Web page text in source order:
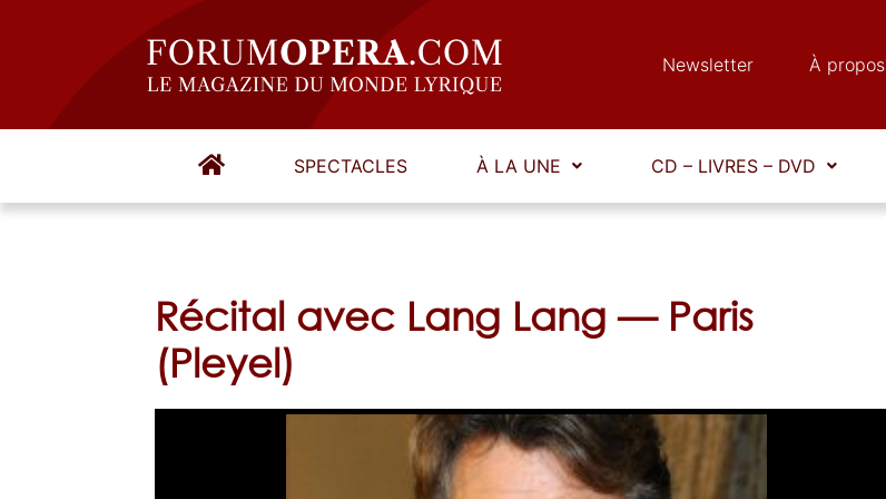
Newsletter À propos
SPECTACLES À LA UNE CD – LIVRES – DVD
Récital avec Lang Lang — Paris
(Pleyel)